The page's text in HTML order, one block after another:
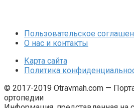
Пользовательское
О нас и контакты
Карта сайта
Политика
© 2017-2019 Otravmah.com —
ортопедии